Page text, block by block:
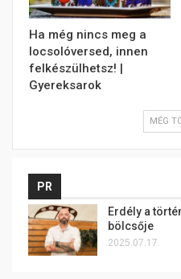
Ha még nincs meg a
locsolóversed, innen
felkészülhetsz! |
Gyereksarok
MÉG
PR
Erdély a
bölcsője
2025.07.17.